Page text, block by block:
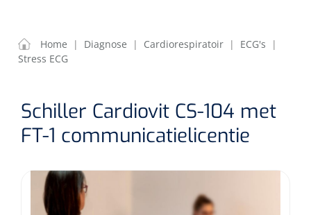
Functionele revalidatie
Hand/arm revalidatie
Gangrevalidatie
Incontinentiezorg
Nelatonsondes
Vrouwensondes
Instrumenten
Klemmen
ADL & Comfortzorg
FILTEREN
ZOEKRESULTATEN
Home | Diagnose | Cardiorespiratoir | ECG's
|
Stress ECG
Schiller Cardiovit CS-104 met
FT-1 communicatielicentie